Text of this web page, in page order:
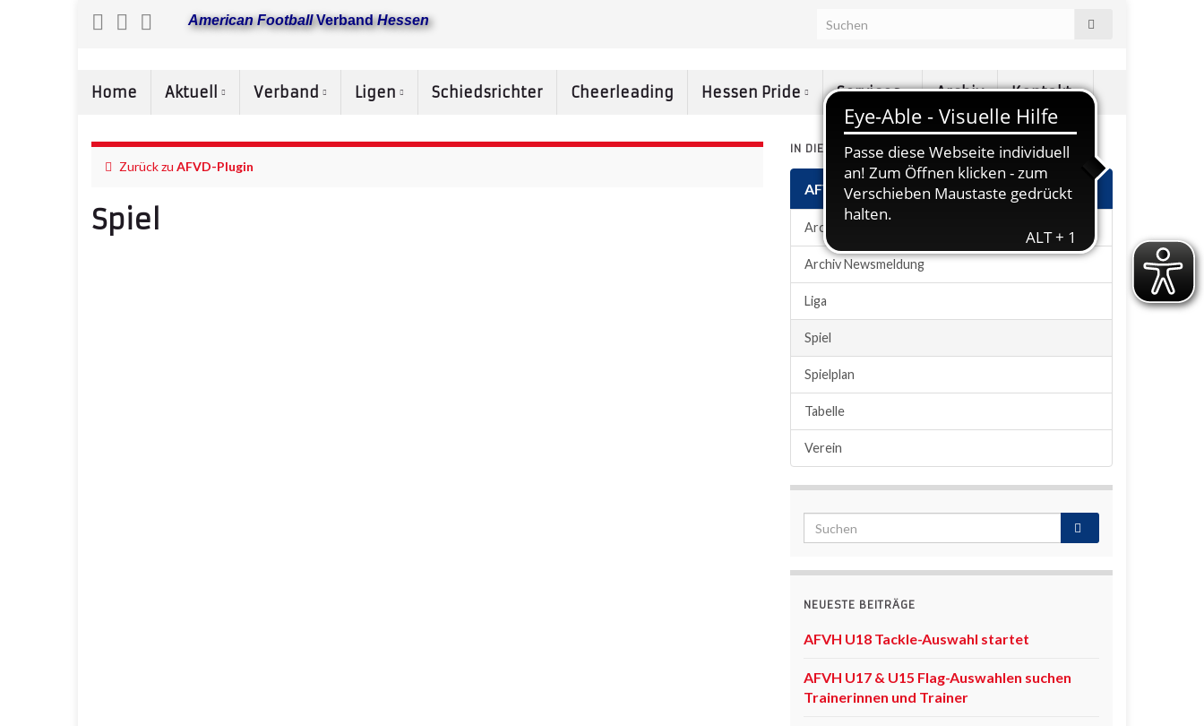
American FootballVerbandHessen
Home Aktuell Verband Ligen Schiedsrichter Cheerleading Hessen Pride Services Archiv Kontakt
Zurück zu AFVD-Plugin
Spiel
IN DIESEM ABSCHNITT
AFVD-Plugin
Archiv News
Archiv Newsmeldung
Liga
Spiel
Spielplan
Tabelle
Verein
NEUESTE BEITRÄGE
AFVH U18 Tackle-Auswahl startet
AFVH U17 & U15 Flag-Auswahlen suchen
Trainerinnen und Trainer